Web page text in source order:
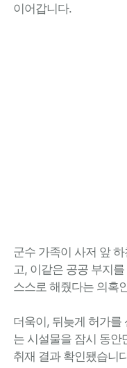
이어갑니다.
군수 가족이 사저 앞
고, 이같은 공공 부지
스스로 해줬다는 의혹
더욱이, 뒤늦게 허가를
는 시설물을 잠시 동안
취재 결과 확인됐습니